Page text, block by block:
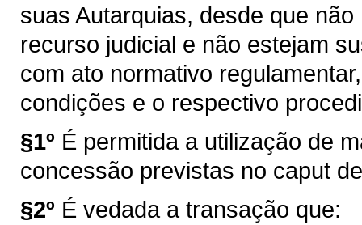
suas Autarquias, desde que
recurso judicial e não estejam
com ato normativo
condições e o respectivo
§1º É permitida a utilização de
concessão previstas no caput
§2º É vedada a transação que: